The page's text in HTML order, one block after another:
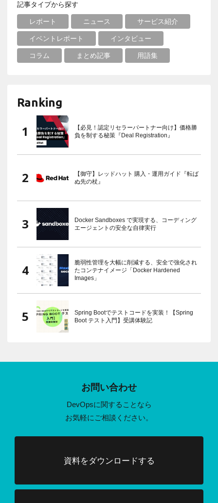
記事タイプから探す
レポート ニュース サービス紹介
イベントレポート インタビュー
コラム まとめ記事 用語集
Ranking
【必見！認定リセラーパートナー向け】価格勝
負を制する秘策『Deal Registration』
【御守】レッドハット 購入・運用ガイド『転ば
ぬ先の杖』
Docker Sandboxes で実現する、コーディング
エージェントの安全な自律実行
脆弱性管理を大幅に削減する、安全で強化され
たコンテナイメージ「Docker Hardened
Images」
Spring Bootでテストコードを実装！【Spring
Boot テスト入門】受講体験記
お問い合わせ
DevOpsに関することなら
お気軽にご相談ください。
資料をダウンロードする